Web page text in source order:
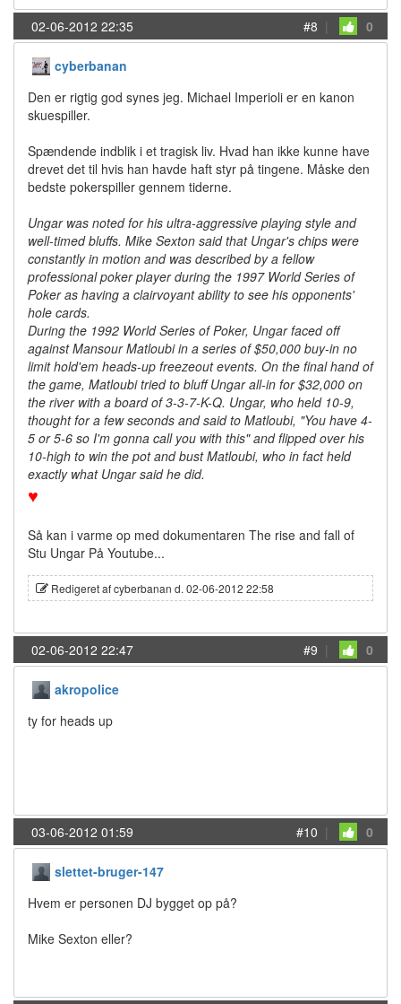
02-06-2012 22:35 #8 | 0
cyberbanan
Den er rigtig god synes jeg. Michael Imperioli er en kanon
skuespiller.
Spændende indblik i et tragisk liv. Hvad han ikke kunne have
drevet det til hvis han havde haft styr på tingene. Måske den
bedste pokerspiller gennem tiderne.
Ungar was noted for his ultra-aggressive playing style and
well-timed bluffs. Mike Sexton said that Ungar's chips were
constantly in motion and was described by a fellow
professional poker player during the 1997 World Series of
Poker as having a clairvoyant ability to see his opponents'
hole cards.
During the 1992 World Series of Poker, Ungar faced off
against Mansour Matloubi in a series of $50,000 buy-in no
limit hold'em heads-up freezeout events. On the final hand of
the game, Matloubi tried to bluff Ungar all-in for $32,000 on
the river with a board of 3-3-7-K-Q. Ungar, who held 10-9,
thought for a few seconds and said to Matloubi, "You have 4-
5 or 5-6 so I'm gonna call you with this" and flipped over his
10-high to win the pot and bust Matloubi, who in fact held
exactly what Ungar said he did.
♥
Så kan i varme op med dokumentaren The rise and fall of
Stu Ungar På Youtube...
Redigeret af cyberbanan d. 02-06-2012 22:58
02-06-2012 22:47 #9 | 0
akropolice
ty for heads up
03-06-2012 01:59 #10 | 0
slettet-bruger-147
Hvem er personen DJ bygget op på?
Mike Sexton eller?